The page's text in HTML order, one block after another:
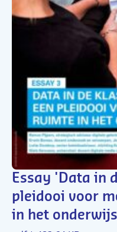
Essay 'Data in
pleidooi voor
in het